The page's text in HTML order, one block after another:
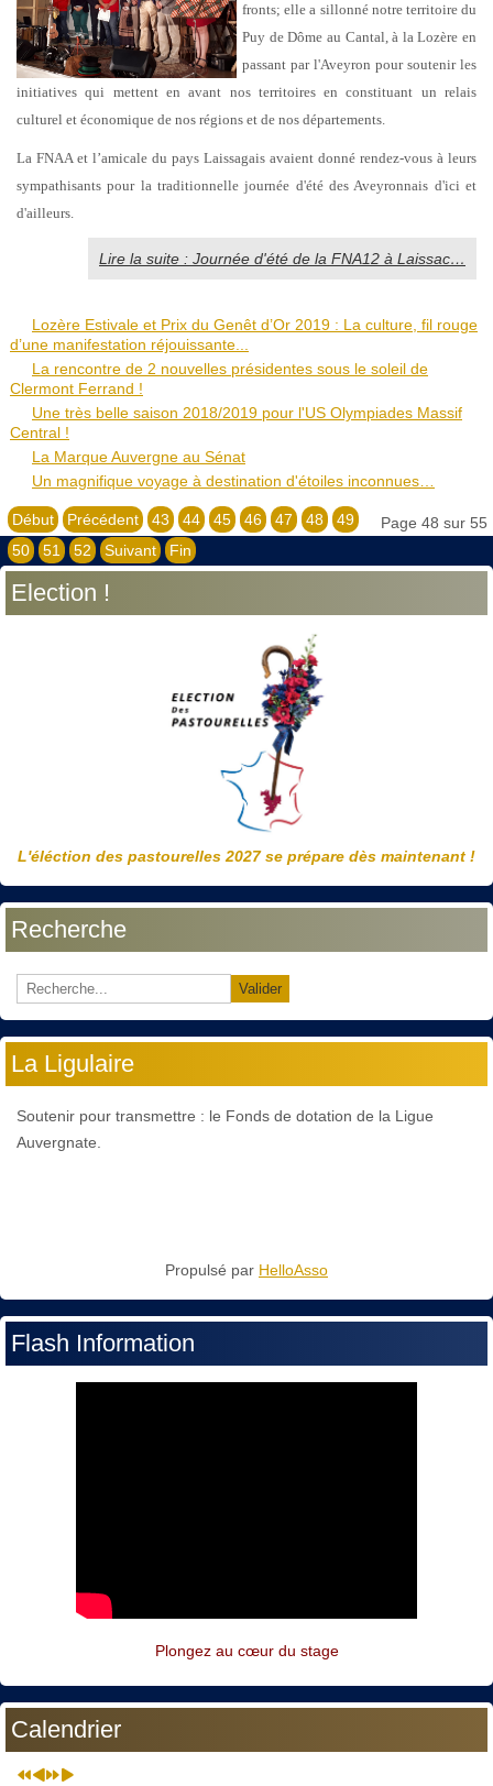
fronts; elle a sillonné notre territoire du
Puy de Dôme au Cantal, à la Lozère en
passant par l'Aveyron pour soutenir les
initiatives qui mettent en avant nos territoires en constituant un relais
culturel et économique de nos régions et de nos départements.
La FNAA et l’amicale du pays Laissagais avaient donné rendez-vous à leurs
sympathisants pour la traditionnelle journée d'été des Aveyronnais d'ici et
d'ailleurs.
Lire la suite : Journée d'été de la FNA12 à Laissac…
Lozère Estivale et Prix du Genêt d’Or 2019 : La culture, fil rouge
d’une manifestation réjouissante...
La rencontre de 2 nouvelles présidentes sous le soleil de
Clermont Ferrand !
Une très belle saison 2018/2019 pour l'US Olympiades Massif
Central !
La Marque Auvergne au Sénat
Un magnifique voyage à destination d'étoiles inconnues…
Page 48 sur 55
Début Précédent 43 44 45 46 47 48
49
50
51 52 Suivant Fin
Election !
L'éléction des pastourelles 2027 se prépare dès maintenant !
Recherche
Valider
La Ligulaire
Soutenir pour transmettre : le Fonds de dotation de la Ligue
Auvergnate.
Propulsé par HelloAsso
Flash Information
Plongez au cœur du stage
Calendrier